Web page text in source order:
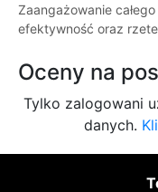
Zaangażowanie
efektywność oraz
Oceny na
Tylko zalogowani
danych.